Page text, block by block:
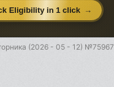
(2026 - 05 - 12) №75967